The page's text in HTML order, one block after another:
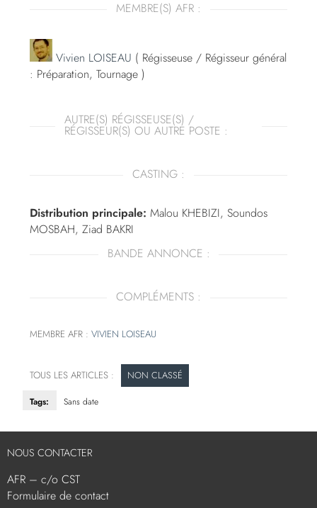
MEMBRE(S) AFR :
Vivien LOISEAU ( Régisseuse / Régisseur général
: Préparation, Tournage )
AUTRE(S) RÉGISSEUSE(S) /
RÉGISSEUR(S) OU AUTRE POSTE :
CASTING :
Distribution principale: Malou KHEBIZI, Soundos
MOSBAH, Ziad BAKRI
BANDE ANNONCE :
COMPLÉMENTS :
MEMBRE AFR :VIVIEN LOISEAU
NON CLASSÉ
Tags: Sans date
NOUS CONTACTER
AFR – c/o CST
Formulaire de contact